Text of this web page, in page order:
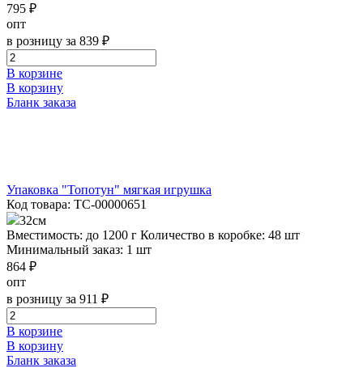
795 ₽
опт
в розницу за 839 ₽
В корзине
В корзину
Бланк заказа
Упаковка "Топотун" мягкая игрушка
Код товара: ТС-00000651
32см
Вместимость: до 1200 г Количество в коробке: 48 шт
Минимальный заказ: 1 шт
864 ₽
опт
в розницу за 911 ₽
В корзине
В корзину
Бланк заказа